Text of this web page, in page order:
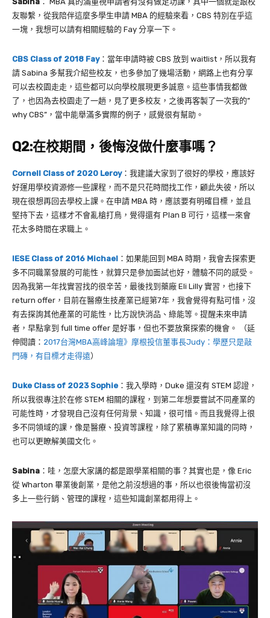
友聯繫，從我陪伴這麼多學生申請 MBA 的經驗來看， CBS 特別在乎這
一塊，我想可以請有相關經驗的 Fay 分享一下。
CBS Class of 2018 Fay：當年申請時被 CBS 放到 waitlist ，所以我有
請 Sabina 多幫我介紹些校友，也多參加了幾場活動，網路上也有分享
可以去校園走走，這些都可以向學校展現更多誠意。這些事情我都做
了，也因為去校園走了一趟，見了更多校友，之後再客製了一次我的”
why CBS” ，當中能舉滿多實際的例子，感覺很有幫助。
Q2:在校期間，後悔沒做什麼事嗎？
Cornell Class of 2020 Leroy：我建議大家到了很好的學校，應該好
好運用學校資源修一些課程，而不是只花時間找工作，顧此失彼，所以
現在很想再回去學校上課。在申請 MBA 時，應該要有明確目標，並且
堅持下去，這樣才不會亂槍打鳥，覺得還有 Plan B 可行，這樣一來會
花太多時間在求職上。
IESE Class of 2016 Michael ：如果能回到 MBA 時期，我會去探索更
多不同職業發展的可能性，就算只是參加面試也好，體驗不同的感受。
因為我第一年找實習找的很辛苦，最後找到藥廠 Eli Lilly 實習，也接下
return offer ，目前在醫療生技產業已經第7年，我會覺得有點可惜，沒
有去探詢其他產業的可能性，比方說快消品、綠能等。提醒未來申請
者，早點拿到 full time offer 是好事，但也不要放棄探索的機會。
（延
伸閱讀： 2017台灣MBA高峰論壇》摩根投信董事長Judy：學歷只是敲
門磚，有目標才走得遠）
Duke Class of 2023 Sophie ：我入學時， Duke 還沒有 STEM 認證，
所以我很專注於在修 STEM 相關的課程，到第二年想要嘗試不同產業的
可能性時，才發現自己沒有任何背景、知識，很可惜。而且我覺得上很
多不同領域的課，像是醫療、投資等課程，除了累積專業知識的同時，
也可以更瞭解美國文化。
Sabina ：哇，怎麼大家講的都是跟學業相關的事？其實也是，像 Eric
從 Wharton 畢業後創業，是他之前沒想過的事，所以也很後悔當初沒
多上一些行銷、管理的課程，這些知識創業都用得上。